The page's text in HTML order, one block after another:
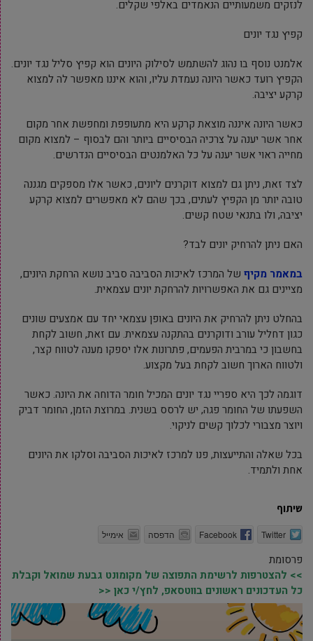
לנזקים משמעותיים הנאמדים באלפי שקלים.
קפיץ נגד יונים
אלמנט נוסף בו נהוג להשתמש לסילוק היונים הוא קפיץ סליל נגד יונים.
הקפיץ רועד כאשר היונה נעמדת עליו, והוא איננו מאפשר לה למצוא
קרקע יציבה.
כאשר היונה איננה מוצאת קרקע היא מתעופפת ומחפשת אחר מקום
אחר אשר יענה על צרכיה הבסיסיים ביותר והם לבסוף – למצוא מקום
מחייה ראוי אשר יענה על כל האלמנטים הבסיסיים הנדרשים.
לצד זאת, ניתן גם למצוא דוקרנים ליונים, כאשר אלו מספקים מגננה
טובה יותר מן הקפיץ לעתים, בכך שהם לא מאפשרים למצוא קרקע
יציבה, ולו בתנאי שטח קשים.
האם ניתן להרחיק יונים לבד?
במאמר מקיף של המרכז לאיכות הסביבה סביב נושא הרחקת היונים,
מציינים גם את האפשרויות להרחקת יונים עצמאית.
בהחלט ניתן להרחיק את היונים באופן עצמאי יחד עם אמצעים שונים
כגון דחליל עורב ודוקרנים בהתקנה עצמאית. עם זאת, חשוב לקחת
בחשבון כי במרבית הפעמים, פתרונות אלו יספקו מענה לטווח קצר,
ולטווח הארוך חשוב לקחת בעל מקצוע.
דוגמה לכך היא ספריי נגד יונים המכיל חומר הדוחה את היונה. כאשר
השפעתו של החומר פגה, יש לרסס בשנית. במרוצת הזמן, החומר דביק
ויוצר מצבורי לכלוך קשים לניקוי.
בכל שאלה והתייעצות, פנו למרכז לאיכות הסביבה וסלקו את היונים
אחת ולתמיד.
שיתוף
Twitter
Facebook הדפסה אימייל
פרסומת
>> להצטרפות לרשימת התפוצה של מקומונט גבעת שמואל וקבלת
כל העדכונים ראשונים בווטסאפ, לחץ/י כאן <<